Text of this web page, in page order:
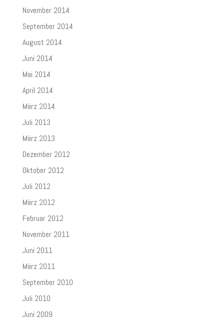
November 2014
September 2014
August 2014
Juni 2014
Mai 2014
April 2014
März 2014
Juli 2013
März 2013
Dezember 2012
Oktober 2012
Juli 2012
März 2012
Februar 2012
November 2011
Juni 2011
März 2011
September 2010
Juli 2010
Juni 2009